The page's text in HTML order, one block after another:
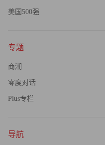
美国500强
专题
商潮
零度对话
Plus专栏
导航